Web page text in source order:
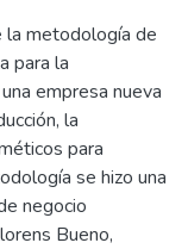
la metodología de
para la
empresa nueva
la
para
se hizo una
negocio
Bueno,